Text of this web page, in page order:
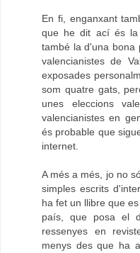
En fi, enganxant
que he dit ací és la
també la d'una bona
valencianistes de
exposades
som quatre gats,
unes eleccions
valencianistes en
és probable que
internet.
A més a més, jo no
simples escrits
ha fet un llibre que
país, que posa el
ressenyes en
menys des que ha